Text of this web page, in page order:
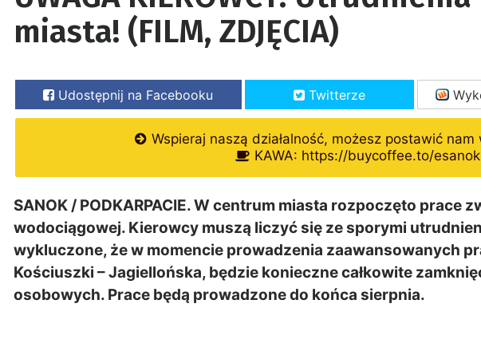
miasta! (FILM, ZDJĘCIA)
Udostępnij na Facebooku Twitterze
Wspieraj naszą działalność, możesz postawić
KAWA: https://buycoffee.to/esanok
SANOK / PODKARPACIE. W centrum miasta rozpoczęto prace
wodociągowej. Kierowcy muszą liczyć się ze sporymi
wykluczone, że w momencie prowadzenia zaawansowanych
Kościuszki – Jagiellońska, będzie konieczne całkowite
osobowych. Prace będą prowadzone do końca sierpnia.